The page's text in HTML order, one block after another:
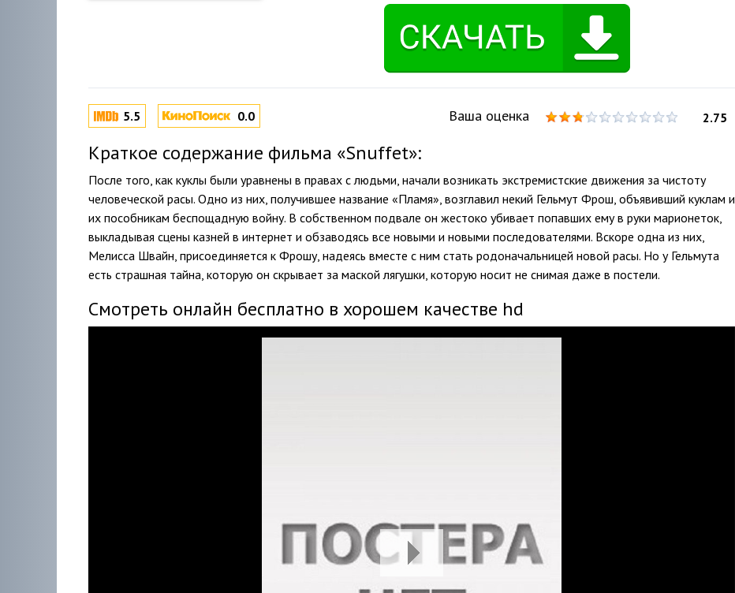
5.5 0.0 Ваша оценка 2.75
Краткое содержание фильма «Snuffet»:
После того, как куклы были уравнены в правах с людьми, начали возникать экстремистские движения за чистоту
человеческой расы. Одно из них, получившее название «Пламя», возглавил некий Гельмут Фрош, объявивший куклам и
их пособникам беспощадную войну. В собственном подвале он жестоко убивает попавших ему в руки марионеток,
выкладывая сцены казней в интернет и обзаводясь все новыми и новыми последователями. Вскоре одна из них,
Мелисса Швайн, присоединяется к Фрошу, надеясь вместе с ним стать родоначальницей новой расы. Но у Гельмута
есть страшная тайна, которую он скрывает за маской лягушки, которую носит не снимая даже в постели.
Смотреть онлайн бесплатно в хорошем качестве hd